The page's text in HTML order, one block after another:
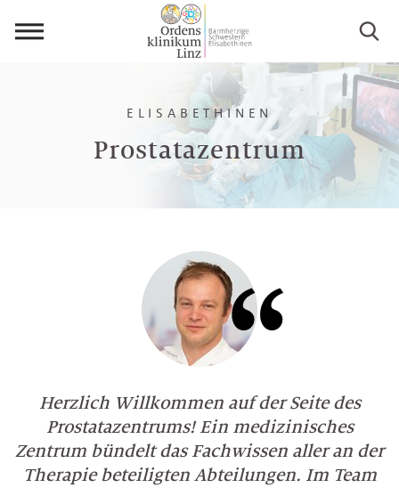
Prostatazentrum
ELISABETHINEN
Herzlich Willkommen auf der Seite des
Prostatazentrums! Ein medizinisches
Zentrum bündelt das Fachwissen aller an der
Therapie beteiligten Abteilungen. Im Team